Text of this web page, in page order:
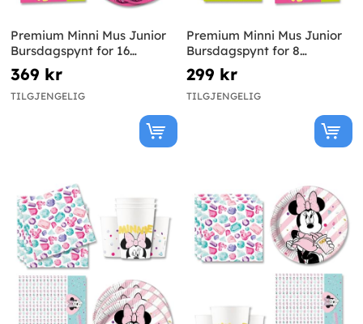
Premium Minni Mus Junior
Bursdagspynt for 16
Personer
369 kr
TILGJENGELIG
Premium Minni Mus Junior
Bursdagspynt for 8
Personer
299 kr
TILGJENGELIG